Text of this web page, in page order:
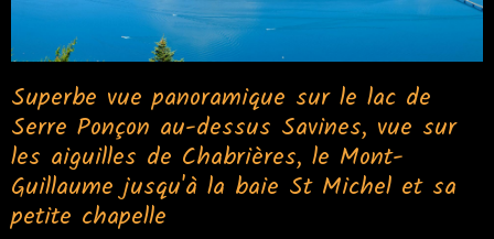
Superbe vue panoramique sur le lac de
Serre Ponçon au-dessus Savines, vue sur
les aiguilles de Chabrières, le Mont-
Guillaume jusqu'à la baie St Michel et sa
petite chapelle